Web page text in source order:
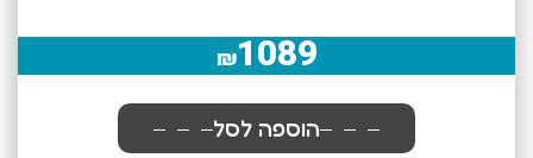
₪1089
הוספה לסל